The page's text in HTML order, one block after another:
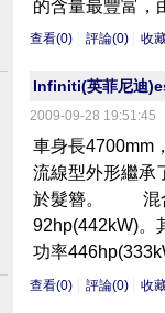
的含量最豐富，
查看(0) 評論(0) 收
Infiniti(英菲尼迪
2009-09-28 19:51:45
車身長4700mm
流線型外形繼承
於髮簪。 混合
92hp(442kW)。
功率
查看(0) 評論(0) 收